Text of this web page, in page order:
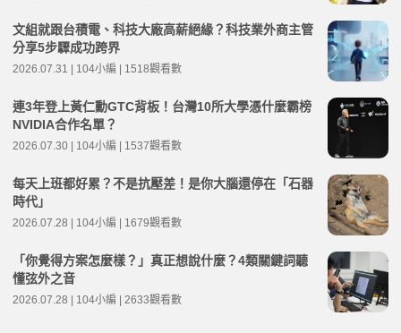
文組就跟台積電、科技大廠高薪絕緣？科技業外商主管
分享5步驟成功跨界
2026.07.31 | 104小編 | 1518觀看數
連3年登上黃仁勳GTC背板！台灣10所大學憑什麼霸榜
NVIDIA合作名單？
2026.07.30 | 104小編 | 1537觀看數
每天上班都好累？不是抗壓差！是你大腦還停在「石器
時代」
2026.07.28 | 104小編 | 1679觀看數
「你覺得方案怎麼樣？」真正想說什麼？4類關鍵詞聽
懂弦外之音
2026.07.28 | 104小編 | 2633觀看數